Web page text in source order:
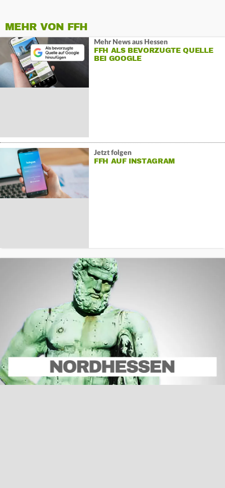
MEHR VON FFH
Mehr News aus Hessen
FFH ALS BEVORZUGTE QUELLE
BEI GOOGLE
Jetzt folgen
FFH AUF INSTAGRAM